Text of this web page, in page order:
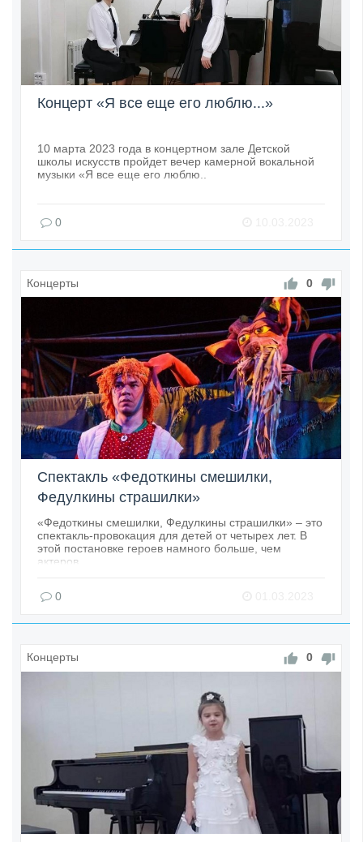
Концерт «Я все еще его люблю...»
10 марта 2023 года в концертном зале Детской
школы искусств пройдет вечер камерной вокальной
музыки «Я все еще его люблю..
0
Концерты 0
Спектакль «Федоткины смешилки,
Федулкины страшилки»
«Федоткины смешилки, Федулкины страшилки» – это
спектакль-провокация для детей от четырех лет. В
этой постановке героев намного больше, чем
актеров.
0
Концерты 0